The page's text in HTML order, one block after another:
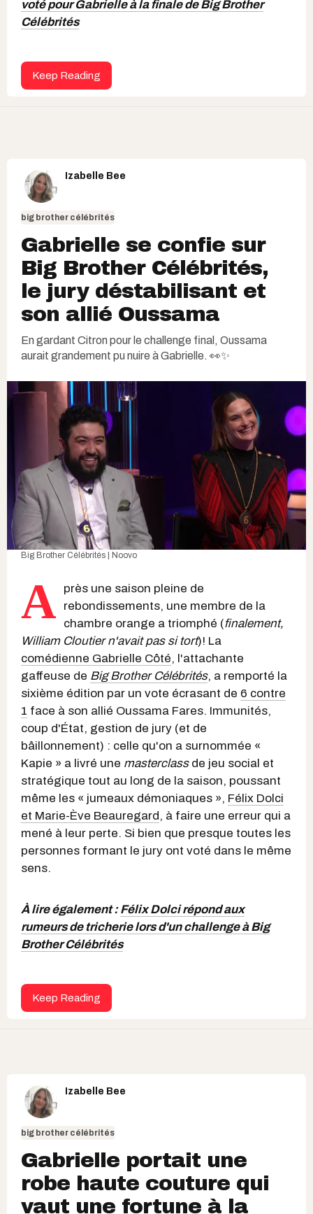
voté pour Gabrielle à la finale de Big Brother
Célébrités
Keep Reading
Izabelle Bee
big brother célébrités
Gabrielle se confie sur
Big Brother Célébrités,
le jury déstabilisant et
son allié Oussama
En gardant Citron pour le challenge final, Oussama
aurait grandement pu nuire à Gabrielle. 👀✨
Big Brother Célébrités | Noovo
A
près une saison pleine de
rebondissements, une membre de la
chambre orange a triomphé (finalement,
William Cloutier n'avait pas si tort)! La
comédienne Gabrielle Côté, l'attachante
gaffeuse de Big Brother Célébrités, a remporté la
sixième édition par un vote écrasant de 6 contre
1 face à son allié Oussama Fares. Immunités,
coup d'État, gestion de jury (et de
bâillonnement) : celle qu'on a surnommée «
Kapie » a livré une masterclassde jeu social et
stratégique tout au long de la saison, poussant
même les « jumeaux démoniaques », Félix Dolci
et Marie-Ève Beauregard, à faire une erreur qui a
mené à leur perte. Si bien que presque toutes les
personnes formant le jury ont voté dans le même
sens.
À lire également :Félix Dolci répond aux
rumeurs de tricherie lors d'un challenge à Big
Brother Célébrités
Keep Reading
Izabelle Bee
big brother célébrités
Gabrielle portait une
robe haute couture qui
vaut une fortune à la